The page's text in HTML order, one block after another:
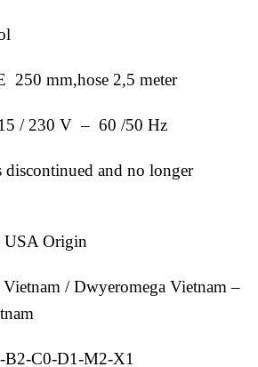
250 mm,hose 2,5 meter
/ 230 V – 60 /50 Hz
and no longer
USA Origin
/ Dwyeromega Vietnam –
B2-C0-D1-M2-X1